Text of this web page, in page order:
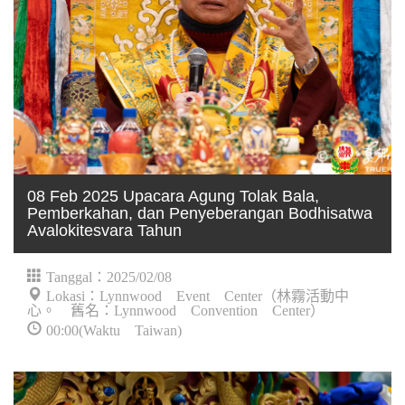
08 Feb 2025 Upacara Agung Tolak Bala,
Pemberkahan, dan Penyeberangan Bodhisatwa
Avalokitesvara Tahun
Tanggal：2025/02/08
Lokasi：Lynnwood Event Center（林霧活動中
心。 舊名：Lynnwood Convention Center）
00:00(Waktu Taiwan)